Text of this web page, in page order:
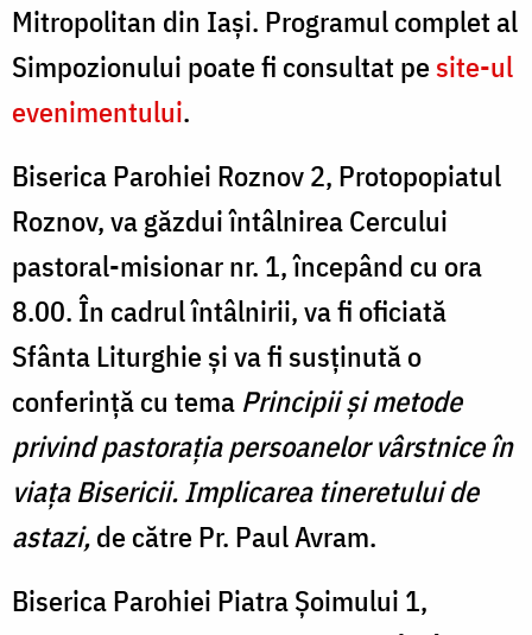
Mitropolitan din Iași. Programul complet al
Simpozionului poate fi consultat pesite-ul
evenimentului.
Biserica Parohiei Roznov 2, Protopopiatul
Roznov, va găzdui întâlnirea Cercului
pastoral-misionar nr. 1, începând cu ora
8.00. În cadrul întâlnirii, va fi oficiată
Sfânta Liturghie și va fi susținută o
conferință cu tema Principii și metode
privind pastorația persoanelor vârstnice în
viața Bisericii. Implicarea tineretului de
astazi,de către Pr. Paul Avram.
Biserica Parohiei Piatra Șoimului 1,